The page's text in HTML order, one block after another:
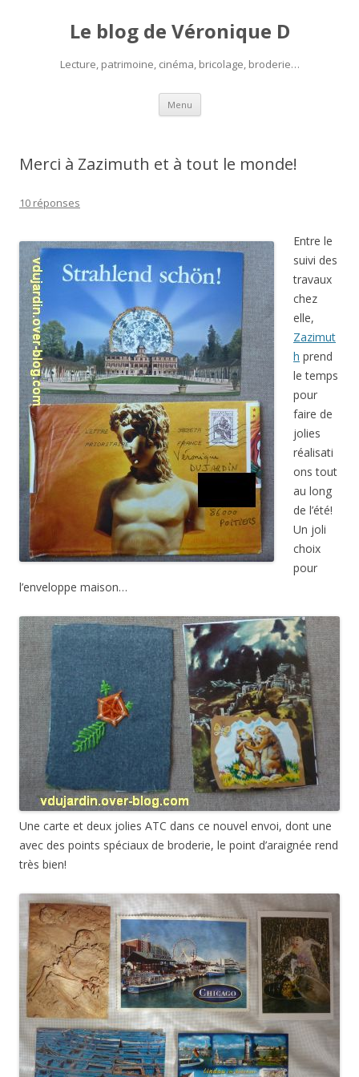
Le blog de Véronique D
Lecture, patrimoine, cinéma, bricolage, broderie…
Menu Aller
contenu
Merci à Zazimuth et à tout le monde!
10 réponses
Entre le
suivi des
travaux
chez
elle,
Zazimut
h prend
le temps
pour
faire de
jolies
réalisati
ons tout
au long
de l’été!
Un joli
choix
pour
l’enveloppe maison…
Une carte et deux jolies ATC dans ce nouvel envoi, dont une
avec des points spéciaux de broderie, le point d’araignée rend
très bien!